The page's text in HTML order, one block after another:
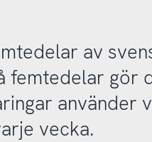
av
femtedelar gör
använder
vecka.